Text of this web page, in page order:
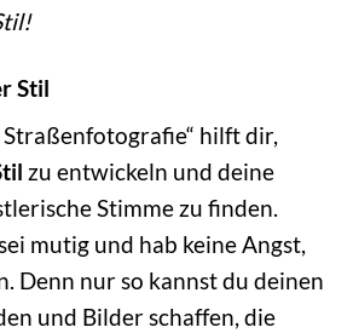
Stil
Straßenfotografie“ hilft dir,
zu entwickeln und deine
Stimme zu finden.
mutig und hab keine Angst,
Denn nur so kannst du deinen
und Bilder schaffen, die